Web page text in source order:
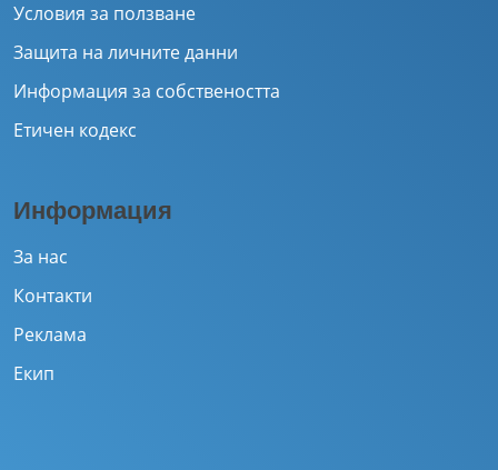
Условия за ползване
Защита на личните данни
Информация за собствеността
Етичен кодекс
Информация
За нас
Контакти
Реклама
Екип